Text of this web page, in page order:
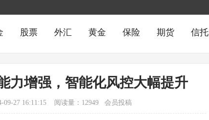
股票 外汇 黄金 保险 期货 信托
力增强，智能化风控大幅提升
27 16:11:15 阅读量：12949 会员投稿